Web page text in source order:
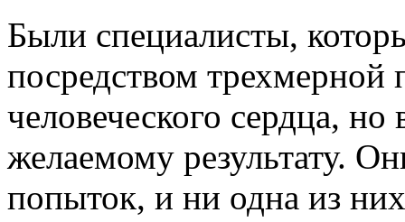
Были специалисты,
посредством трехмерной
человеческого сердца,
желаемому результату.
попыток, и ни одна из